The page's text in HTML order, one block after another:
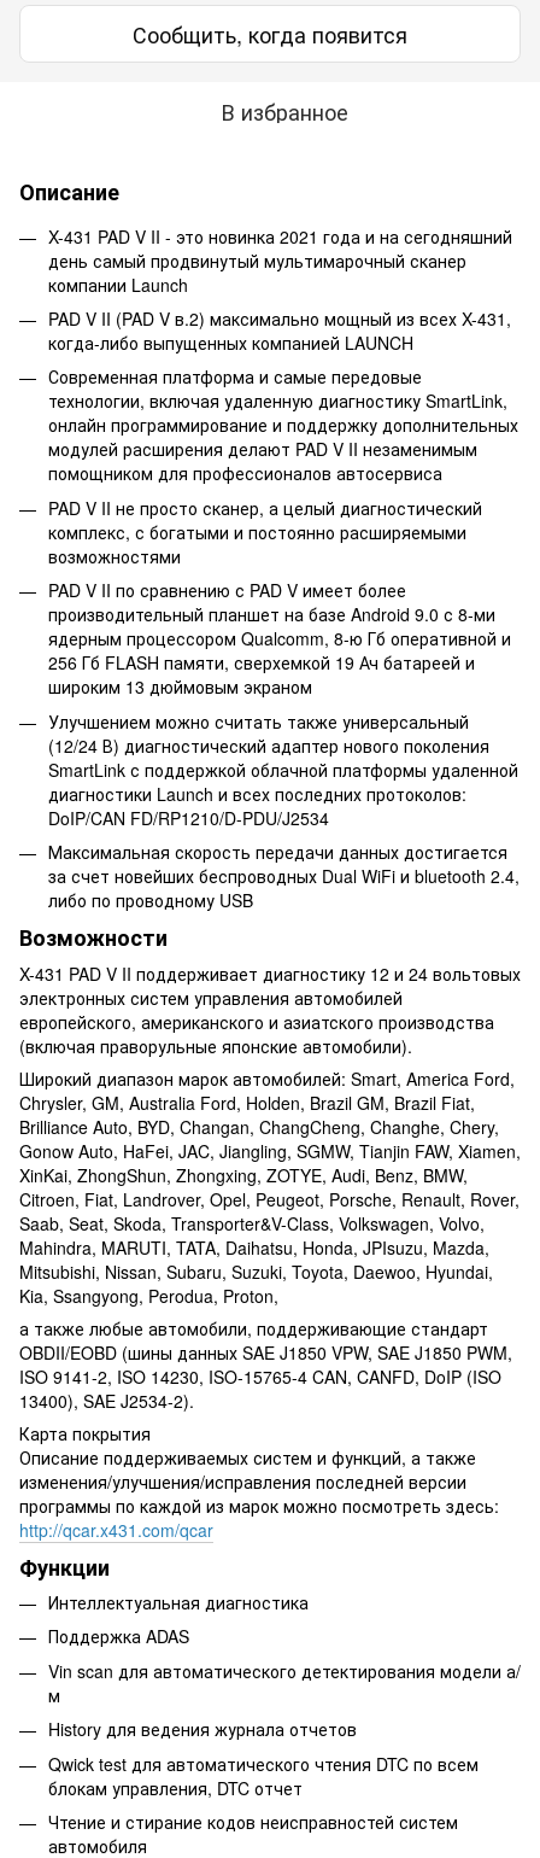
Сообщить, когда появится
В избранное
Описание
X-431 PAD V II - это новинка 2021 года и на сегодняшний
день самый продвинутый мультимарочный сканер
компании Launch
PAD V II (PAD V в.2) максимально мощный из всех X-431,
когда-либо выпущенных компанией LAUNCH
Современная платформа и самые передовые
технологии, включая удаленную диагностику SmartLink,
онлайн программирование и поддержку дополнительных
модулей расширения делают PAD V II незаменимым
помощником для профессионалов автосервиса
PAD V II не просто сканер, а целый диагностический
комплекс, с богатыми и постоянно расширяемыми
возможностями
PAD V II по сравнению с PAD V имеет более
производительный планшет на базе Android 9.0 с 8-ми
ядерным процессором Qualcomm, 8-ю Гб оперативной и
256 Гб FLASH памяти, сверхемкой 19 Ач батареей и
широким 13 дюймовым экраном
Улучшением можно считать также универсальный
(12/24 В) диагностический адаптер нового поколения
SmartLink с поддержкой облачной платформы удаленной
диагностики Launch и всех последних протоколов:
DoIP/CAN FD/RP1210/D-PDU/J2534
Максимальная скорость передачи данных достигается
за счет новейших беспроводных Dual WiFi и bluetooth 2.4,
либо по проводному USB
Возможности
X-431 PAD V II поддерживает диагностику 12 и 24 вольтовых
электронных систем управления автомобилей
европейского, американского и азиатского производства
(включая праворульные японские автомобили).
Широкий диапазон марок автомобилей: Smart, America Ford,
Chrysler, GM, Australia Ford, Holden, Brazil GM, Brazil Fiat,
Brilliance Auto, BYD, Changan, ChangCheng, Changhe, Chery,
Gonow Auto, HaFei, JAC, Jiangling, SGMW, Tianjin FAW, Xiamen,
XinKai, ZhongShun, Zhongxing, ZOTYE, Audi, Benz, BMW,
Citroen, Fiat, Landrover, Opel, Peugeot, Porsche, Renault, Rover,
Saab, Seat, Skoda, Transporter&V-Class, Volkswagen, Volvo,
Mahindra, MARUTI, TATA, Daihatsu, Honda, JPIsuzu, Mazda,
Mitsubishi, Nissan, Subaru, Suzuki, Toyota, Daewoo, Hyundai,
Kia, Ssangyong, Perodua, Proton,
а также любые автомобили, поддерживающие стандарт
OBDII/EOBD (шины данных SAE J1850 VPW, SAE J1850 PWM,
ISO 9141-2, ISO 14230, ISO-15765-4 CAN, CANFD, DoIP (ISO
13400), SAE J2534-2).
Карта покрытия
Описание поддерживаемых систем и функций, а также
изменения/улучшения/исправления последней версии
программы по каждой из марок можно посмотреть здесь:
http://qcar.x431.com/qcar
Функции
Интеллектуальная диагностика
Поддержка ADAS
Vin scan для автоматического детектирования модели а/
м
History для ведения журнала отчетов
Qwick test для автоматического чтения DTC по всем
блокам управления, DTC отчет
Чтение и стирание кодов неисправностей систем
автомобиля